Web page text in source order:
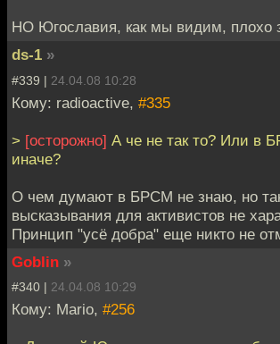
НО Югославия, как мы видим, плохо
ds-1 »
#339 | 24.04.08 10:28
Кому: radioactive, #335
> [осторожно] А че не так то? Или в
иначе?
О чем думают в БРСМ не знаю, но
высказывания для активистов не
Принцип "усё добра" еще никто не
Goblin »
#340 | 24.04.08 10:29
Кому: Mario, #256